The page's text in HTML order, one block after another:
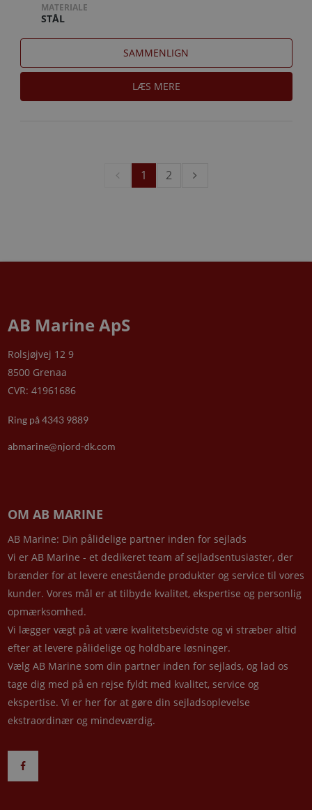
MATERIALE
STÅL
SAMMENLIGN
LÆS MERE
1 2
AB Marine ApS
Rolsjøjvej 12 9
8500 Grenaa
CVR: 41961686
Ring på 4343 9889
abmarine@njord-dk.com
OM AB MARINE
AB Marine: Din pålidelige partner inden for sejlads
Vi er AB Marine - et dedikeret team af sejladsentusiaster, der
brænder for at levere enestående produkter og service til vores
kunder. Vores mål er at tilbyde kvalitet, ekspertise og personlig
opmærksomhed.
Vi lægger vægt på at være kvalitetsbevidste og vi stræber altid
efter at levere pålidelige og holdbare løsninger.
Vælg AB Marine som din partner inden for sejlads, og lad os
tage dig med på en rejse fyldt med kvalitet, service og
ekspertise. Vi er her for at gøre din sejladsoplevelse
ekstraordinær og mindeværdig.